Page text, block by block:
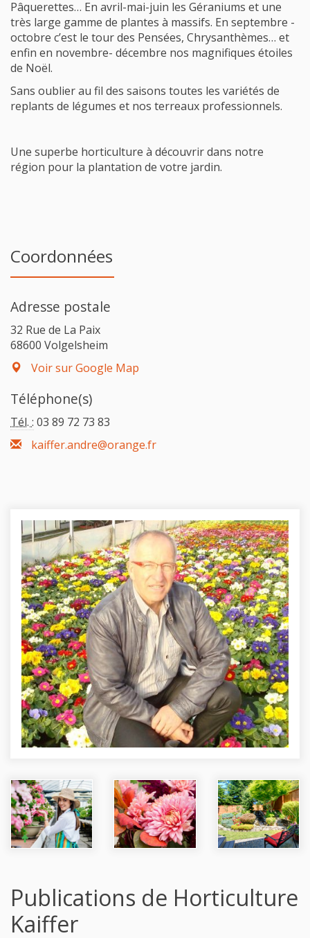
Pâquerettes… En avril-mai-juin les Géraniums et une
très large gamme de plantes à massifs. En septembre -
octobre c’est le tour des Pensées, Chrysanthèmes… et
enfin en novembre- décembre nos magnifiques étoiles
de Noël.
Sans oublier au fil des saisons toutes les variétés de
replants de légumes et nos terreaux professionnels.
Une superbe horticulture à découvrir dans notre
région pour la plantation de votre jardin.
Coordonnées
Adresse postale
32 Rue de La Paix
68600 Volgelsheim
Voir sur Google Map
Téléphone(s)
Tél. : 03 89 72 73 83
kaiffer.andre@orange.fr
Publications de Horticulture
Kaiffer